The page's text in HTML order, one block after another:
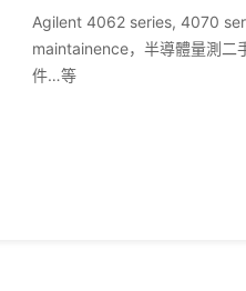
Agilent 4062 series, 4070
maintainence，半導體量測二
件…等